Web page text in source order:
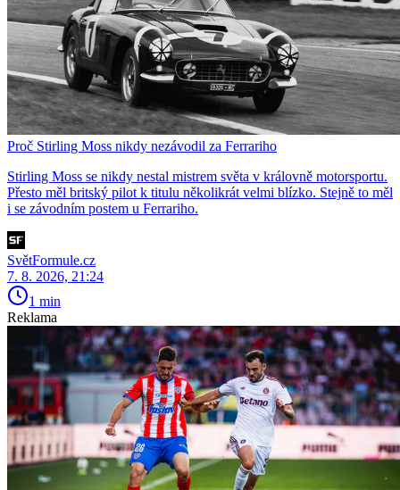
Proč Stirling Moss nikdy nezávodil za Ferrariho
Stirling Moss se nikdy nestal mistrem světa v královně motorsportu.
Přesto měl britský pilot k titulu několikrát velmi blízko. Stejně to měl
i se závodním postem u Ferrariho.
SvětFormule.cz
7. 8. 2026, 21:24
1 min
Reklama